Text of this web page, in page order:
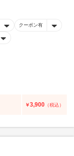
クーポン有
￥3,900 （税込）